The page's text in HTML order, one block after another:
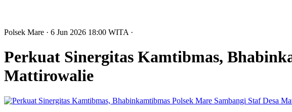
Polsek Mare · 6 Jun 2026 18:00 WITA ·
Perkuat Sinergitas Kamtibmas,
Mattirowalie